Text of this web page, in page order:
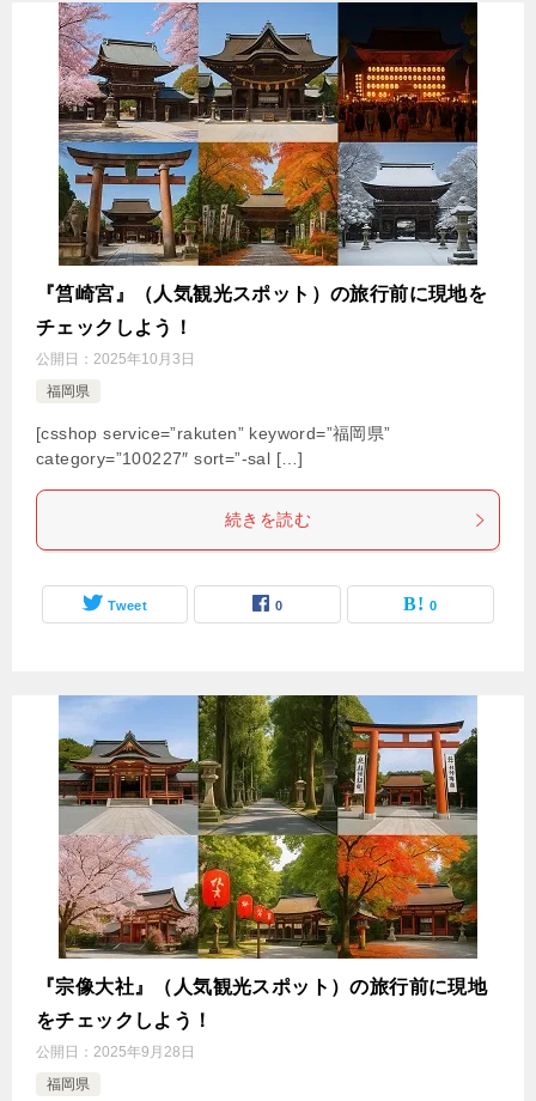
『筥崎宮』（人気観光スポット）の旅行前に現地を
チェックしよう！
公開日： 2025年10月3日
福岡県
[csshop service=”rakuten” keyword=”福岡県”
category=”100227″ sort=”-sal […]
続きを読む
Tweet 0 0
『宗像大社』（人気観光スポット）の旅行前に現地
をチェックしよう！
公開日： 2025年9月28日
福岡県